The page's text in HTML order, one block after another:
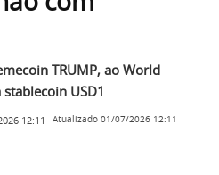
TRUMP, ao World
USD1
12:11 Atualizado 01/07/2026 12:11